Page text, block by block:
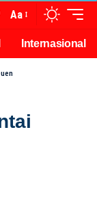
Aa
Internasional